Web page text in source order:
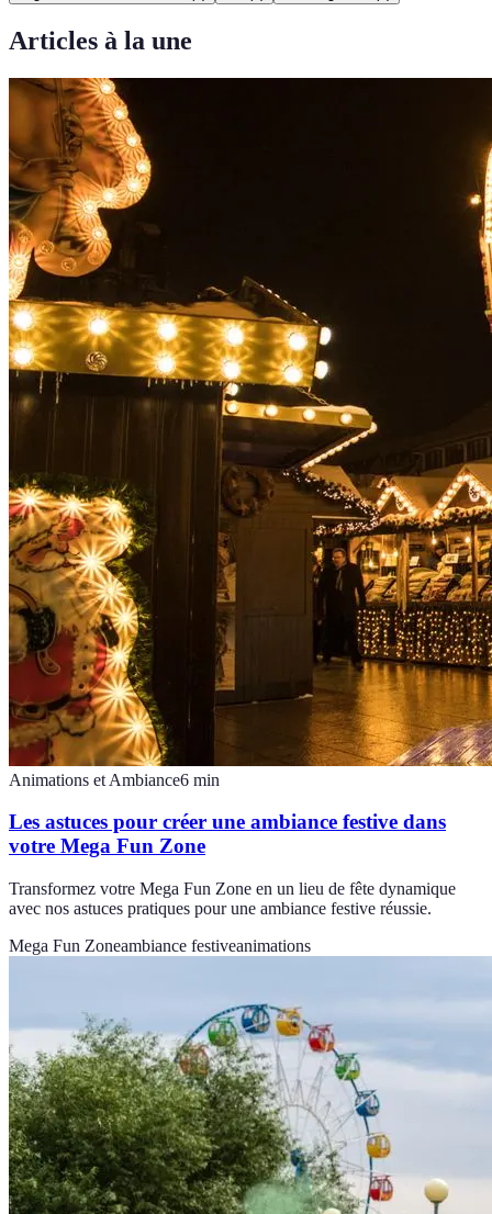
Articles à la une
Animations et Ambiance6 min
Les astuces pour créer une ambiance festive dans
votre Mega Fun Zone
Transformez votre Mega Fun Zone en un lieu de fête dynamique
avec nos astuces pratiques pour une ambiance festive réussie.
Mega Fun Zoneambiance festiveanimations